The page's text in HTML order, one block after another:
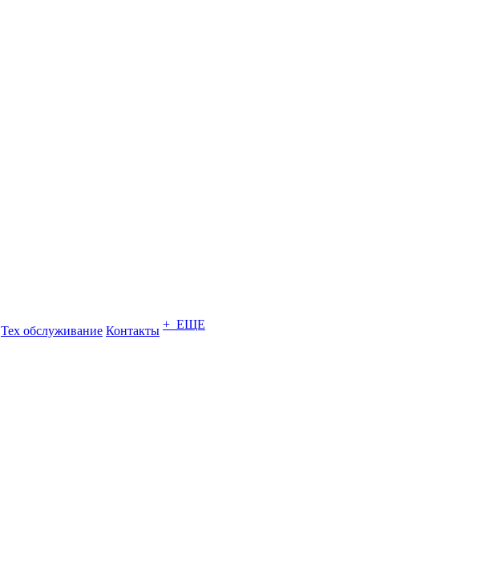
Тех обслуживание Контакты + ЕЩЕ